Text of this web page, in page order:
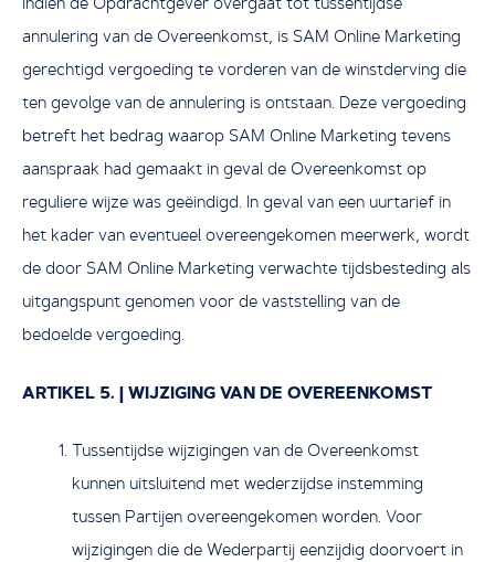
annulering van de Overeenkomst, is SAM Online Marketing
gerechtigd vergoeding te vorderen van de winstderving die
ten gevolge van de annulering is ontstaan. Deze vergoeding
betreft het bedrag waarop SAM Online Marketing tevens
aanspraak had gemaakt in geval de Overeenkomst op
reguliere wijze was geëindigd. In geval van een uurtarief in
het kader van eventueel overeengekomen meerwerk, wordt
de door SAM Online Marketing verwachte tijdsbesteding als
uitgangspunt genomen voor de vaststelling van de
bedoelde vergoeding.
ARTIKEL 5. | WIJZIGING VAN DE OVEREENKOMST
Tussentijdse wijzigingen van de Overeenkomst
kunnen uitsluitend met wederzijdse instemming
tussen Partijen overeengekomen worden. Voor
wijzigingen die de Wederpartij eenzijdig doorvoert in